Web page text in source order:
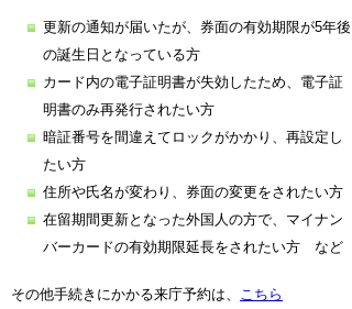
更新の通知が届いたが、券面の有効期限が5年後
の誕生日となっている方
カード内の電子証明書が失効したため、電子証
明書のみ再発行されたい方
暗証番号を間違えてロックがかかり、再設定し
たい方
住所や氏名が変わり、券面の変更をされたい方
在留期間更新となった外国人の方で、マイナン
バーカードの有効期限延長をされたい方 など
その他手続きにかかる来庁予約は、 こちら